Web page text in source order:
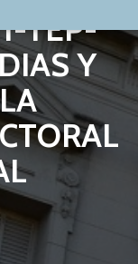
G
L
E
N
A
TEP-
Y